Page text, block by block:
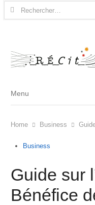
Rechercher :
Menu
Menu
Home Business
Business
Guide sur
Bénéfice